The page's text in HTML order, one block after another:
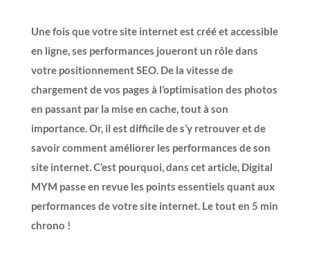
Une fois que votre site internet est créé et accessible
en ligne, ses performances joueront un rôle dans
votre positionnement SEO. De la vitesse de
chargement de vos pages à l’optimisation des photos
en passant par la mise en cache, tout à son
importance. Or, il est difficile de s’y retrouver et de
savoir comment améliorer les performances de son
site internet. C’est pourquoi, dans cet article, Digital
MYM passe en revue les points essentiels quant aux
performances de votre site internet. Le tout en 5 min
chrono !